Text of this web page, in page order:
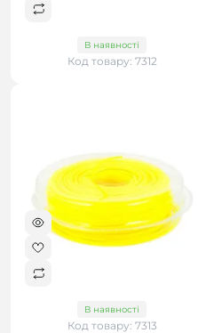
В наявності
Код товару: 7312
В наявності
Код товару: 7313